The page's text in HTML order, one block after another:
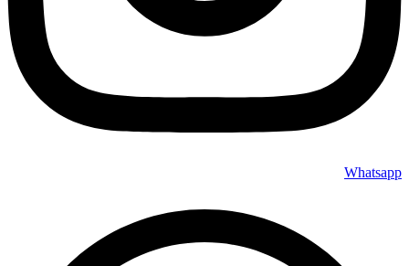
Whatsapp